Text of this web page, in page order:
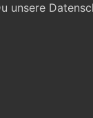
unsere